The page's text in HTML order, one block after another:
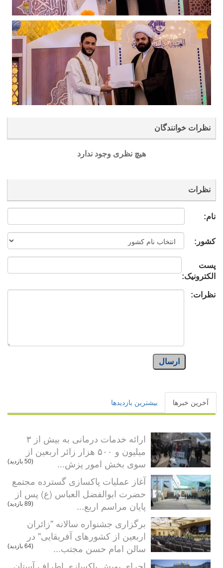
نظرات خوانندگان
هیچ نظری وجود ندارد
نظرات
نام:
کشور:
پست
الکترونیک:
نظرات:
ارسال
آخرین خبرها بیشترین بازدیدها
ارائه خدمات درمانی به بیش از ۳
میلیون و ۵۰۰ هزار زائر اربعین از
سوی بخش امور پزش...
(50 بازدید)
آغاز عملیات پاکسازی گسترده مجتمع
حضرت ابوالفضل العباس (ع) پس از
پایان مراسم اربع...
(89 بازدید)
برگزاری جشنواره سالانه "زائران
اربعین از کشورهای آفریقایی" در
سالن امام حسن مجتب...
(64 بازدید)
اجرای پویش پاکسازی اطراف آستان